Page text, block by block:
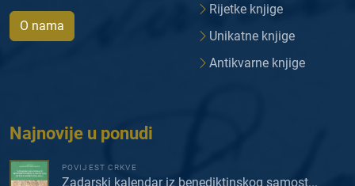
O nama
Rijetke knjige
Unikatne knjige
Antikvarne knjige
Najnovije u ponudi
POVIJEST CRKVE
Zadarski kalendar iz benediktinskog samost...